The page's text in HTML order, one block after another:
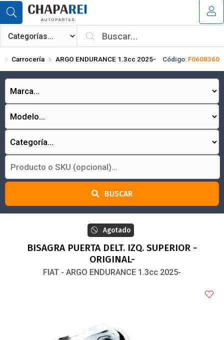
Compartir por email
¿Tienes cupón de descuento?
Carrocería ARGO ENDURANCE 1.3cc 2025- Código: F0608360
BUSCAR
Agotado
BISAGRA PUERTA DELT. IZQ. SUPERIOR -
ORIGINAL-
FIAT - ARGO ENDURANCE 1.3cc 2025-